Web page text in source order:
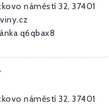
náměstí 32, 37401
q6qbax8
náměstí 32, 37401